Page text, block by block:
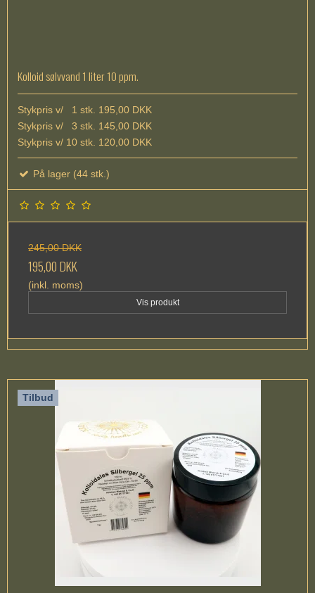
Kolloid sølvvand 1 liter 10 ppm.
Stykpris v/ 1 stk. 195,00 DKK
Stykpris v/ 3 stk. 145,00 DKK
Stykpris v/ 10 stk. 120,00 DKK
På lager (44 stk.)
245,00 DKK
195,00 DKK
(inkl. moms)
Vis produkt
Tilbud